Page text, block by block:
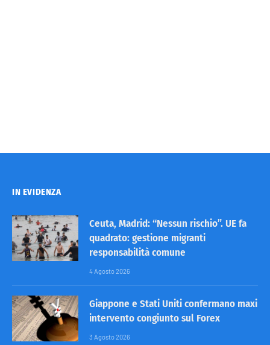
IN EVIDENZA
Ceuta, Madrid: “Nessun rischio”. UE fa
quadrato: gestione migranti
responsabilità comune
4 Agosto 2026
Giappone e Stati Uniti confermano maxi
intervento congiunto sul Forex
3 Agosto 2026